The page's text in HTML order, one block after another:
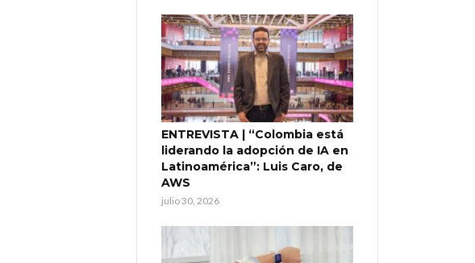
ENTREVISTA | “Colombia está
liderando la adopción de IA en
Latinoamérica”: Luis Caro, de
AWS
julio 30, 2026